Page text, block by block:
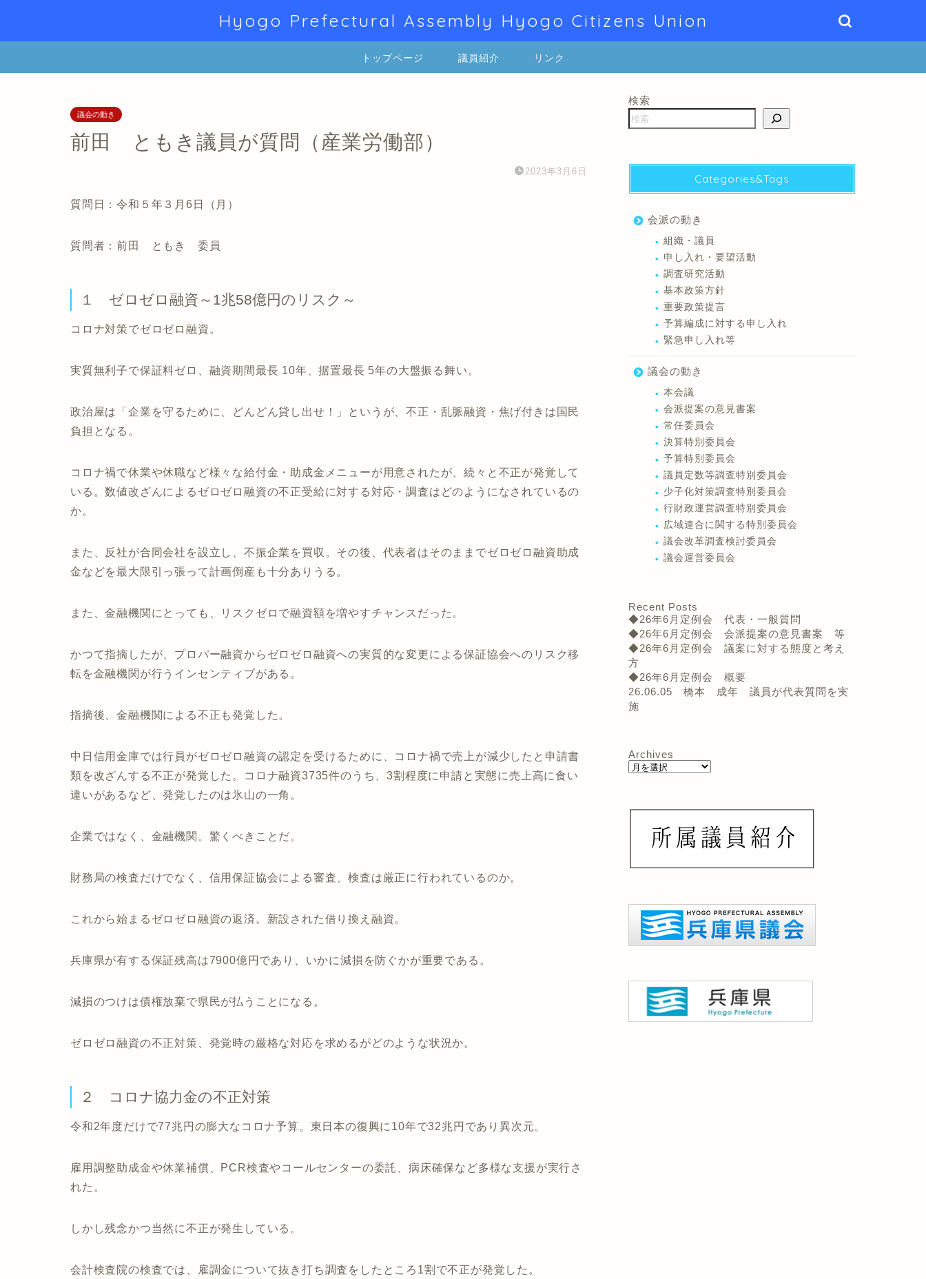
Hyogo Prefectural Assembly Hyogo Citizens Union
トップページ 議員紹介 リンク
議会の動き
前田 ともき議員が質問（産業労働部）
2023年3月6日
質問日：令和５年３月6日（月）
質問者：前田 ともき 委員
１ ゼロゼロ融資～1兆58億円のリスク～
コロナ対策でゼロゼロ融資。
実質無利子で保証料ゼロ、融資期間最長 10年、据置最長 5年の大盤振る舞い。
政治屋は「企業を守るために、どんどん貸し出せ！」というが、不正・乱脈融資・焦げ付きは国民
負担となる。
コロナ禍で休業や休職など様々な給付金・助成金メニューが用意されたが、続々と不正が発覚して
いる。数値改ざんによるゼロゼロ融資の不正受給に対する対応・調査はどのようになされているの
か。
また、反社が合同会社を設立し、不振企業を買収。その後、代表者はそのままでゼロゼロ融資助成
金などを最大限引っ張って計画倒産も十分ありうる。
また、金融機関にとっても、リスクゼロで融資額を増やすチャンスだった。
かつて指摘したが、プロパー融資からゼロゼロ融資への実質的な変更による保証協会へのリスク移
転を金融機関が行うインセンティブがある。
指摘後、金融機関による不正も発覚した。
中日信用金庫では行員がゼロゼロ融資の認定を受けるために、コロナ禍で売上が減少したと申請書
類を改ざんする不正が発覚した。コロナ融資3735件のうち、3割程度に申請と実態に売上高に食い
違いがあるなど、発覚したのは氷山の一角。
企業ではなく、金融機関。驚くべきことだ。
財務局の検査だけでなく、信用保証協会による審査、検査は厳正に行われているのか。
これから始まるゼロゼロ融資の返済。新設された借り換え融資。
兵庫県が有する保証残高は7900億円であり、いかに減損を防ぐかが重要である。
減損のつけは債権放棄で県民が払うことになる。
ゼロゼロ融資の不正対策、発覚時の厳格な対応を求めるがどのような状況か。
２ コロナ協力金の不正対策
令和2年度だけで77兆円の膨大なコロナ予算。東日本の復興に10年で32兆円であり異次元。
雇用調整助成金や休業補償、PCR検査やコールセンターの委託、病床確保など多様な支援が実行さ
れた。
しかし残念かつ当然に不正が発生している。
会計検査院の検査では、雇調金について抜き打ち調査をしたところ1割で不正が発覚した。
検索
Categories&Tags
会派の動き
組織・議員
申し入れ・要望活動
調査研究活動
基本政策方針
重要政策提言
予算編成に対する申し入れ
緊急申し入れ等
議会の動き
本会議
会派提案の意見書案
常任委員会
決算特別委員会
予算特別委員会
議員定数等調査特別委員会
少子化対策調査特別委員会
行財政運営調査特別委員会
広域連合に関する特別委員会
議会改革調査検討委員会
議会運営委員会
Recent Posts
◆26年6月定例会 代表・一般質問
◆26年6月定例会 会派提案の意見書案 等
◆26年6月定例会 議案に対する態度と考え
方
◆26年6月定例会 概要
26.06.05 橋本 成年 議員が代表質問を実
施
Archives